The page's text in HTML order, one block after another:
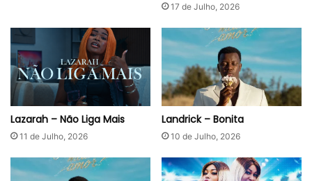
17 de Julho, 2026
Lazarah – Não Liga Mais
11 de Julho, 2026
Landrick – Bonita
10 de Julho, 2026